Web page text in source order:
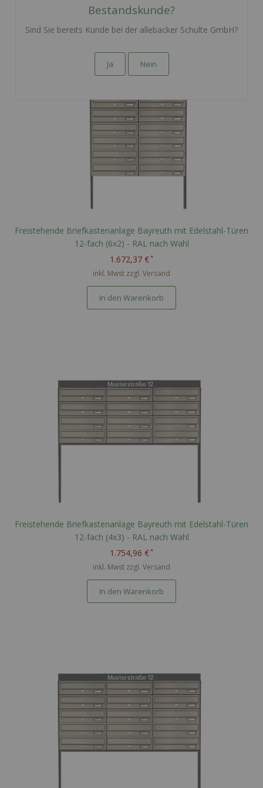
In den Warenkorb
Freistehende Briefkastenanlage Bayreuth mit Edelstahl-Türen
12-fach (6x2) - RAL nach Wahl
1.672,37 €
inkl. Mwst zzgl. Versand
In den Warenkorb
Freistehende Briefkastenanlage Bayreuth mit Edelstahl-Türen
12-fach (4x3) - RAL nach Wahl
1.754,96 €
inkl. Mwst zzgl. Versand
In den Warenkorb
Bestandskunde?
Sind Sie bereits Kunde bei der allebacker Schulte GmbH?
Ja Nein